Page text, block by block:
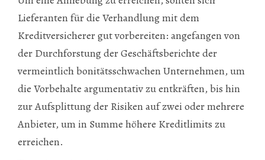
Lieferanten für die Verhandlung mit dem
Kreditversicherer gut vorbereiten: angefangen von
der Durchforstung der Geschäftsberichte der
vermeintlich bonitätsschwachen Unternehmen, um
die Vorbehalte argumentativ zu entkräften, bis hin
zur Aufsplittung der Risiken auf zwei oder mehrere
Anbieter, um in Summe höhere Kreditlimits zu
erreichen.